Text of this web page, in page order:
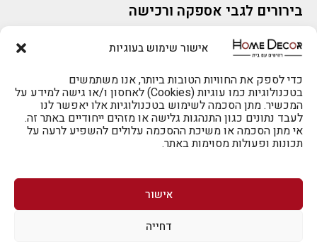
אישור שימוש בעוגיות
כדי לספק את החוויות הטובות ביותר, אנו משתמשים
בטכנולוגיות כמו עוגיות (Cookies) לאחסון ו/או גישה למידע על
המכשיר. מתן הסכמה לשימוש בטכנולוגיות אלו יאפשר לנו
לעבד נתונים כגון התנהגות גלישה או מזהים ייחודיים באתר זה.
אי מתן הסכמה או משיכת ההסכמה עלולים להשפיע לרעה על
תכונות ופעולות מסוימות באתר.
אישור
דחייה
בירורים לגבי אספקה ורכישה
בירור לגבי אספקה -ניתן לפנות למייל:
sigal@home-decor.co.il
פניות לפני רכישה – ניתן לפנות למייל: omer@home-
decor.co.il
לרכישה טלפונית: 073-2002666